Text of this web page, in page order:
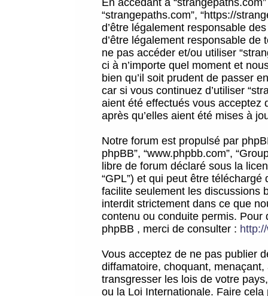
En accédant à
“strangepaths.com”, “https://
d’être légalement responsable
d’être légalement responsable
ne pas accéder et/ou utiliser
ci à n’importe quel moment et
bien qu’il soit prudent de passer
car si vous continuez d’utiliser
aient été effectués vous acceptez
après qu’elles aient été mises à
Notre forum est propulsé par
phpBB”, “www.phpbb.com”,
libre de forum déclaré sous la
“GPL”) et qui peut être téléchargé
facilite seulement les discussions
interdit strictement dans ce que
contenu ou conduite permis.
phpBB , merci de consulter :
Vous acceptez de ne pas publier
diffamatoire, choquant,
transgresser les lois de votre
ou la Loi Internationale. Faire